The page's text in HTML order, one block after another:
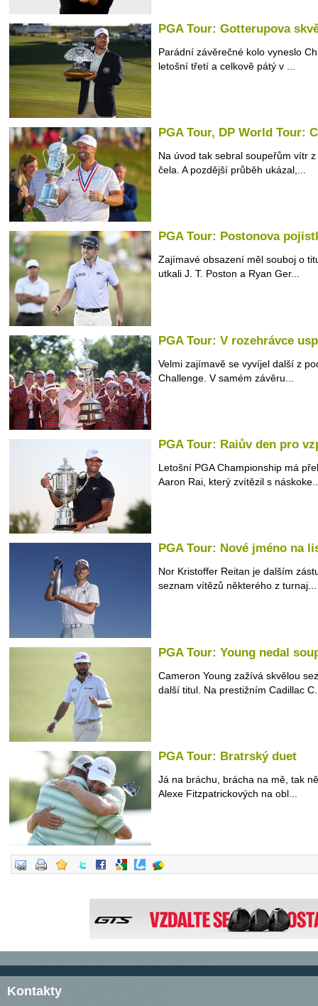
PGA Tour: Gotterupova
Parádní závěrečné kolo vyneslo
letošní třetí a celkově pátý v ...
PGA Tour, DP World Tour:
Na úvod tak sebral soupeřům vítr
čela. A pozdější průběh ukázal,...
PGA Tour: Postonova
Zajímavé obsazení měl souboj o
utkali J. T. Poston a Ryan Ger...
PGA Tour: V rozehrávce
Velmi zajímavě se vyvíjel další z
Challenge. V samém závěru...
PGA Tour: Raiův den pro
Letošní PGA Championship má
Aaron Rai, který zvítězil s
PGA Tour: Nové jméno na
Nor Kristoffer Reitan je dalším
seznam vítězů některého z turnaj...
PGA Tour: Young nedal
Cameron Young zažívá skvělou
další titul. Na prestižním Cadillac
PGA Tour: Bratrský duet
Já na bráchu, brácha na mě, tak
Alexe Fitzpatrickových na obl...
Kontakty